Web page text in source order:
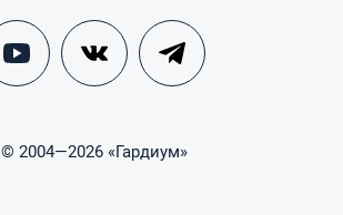
© 2004—2026 «Гардиум»